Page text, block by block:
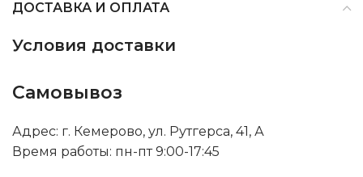
ДОСТАВКА И ОПЛАТА
Условия доставки
Самовывоз
Адрес: г. Кемерово, ул. Рутгерса, 41, А
Время работы: пн-пт 9:00-17:45